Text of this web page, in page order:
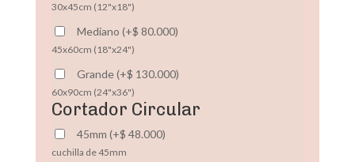
30x45cm (12"x18")
Mediano (+$ 80.000)
45x60cm (18"x24")
Grande(+$ 130.000)
60x90cm (24"x36")
Cortador Circular
45mm (+$ 48.000)
cuchilla de 45mm